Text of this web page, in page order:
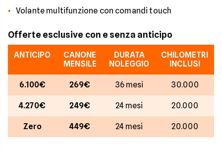
Volante multifunzione con comandi touch
Offerte esclusive con e senza anticipo
ANTICIPO
CANONE
MENSILE
DURATA
NOLEGGIO
CHILOMETRI
INCLUSI
6.100€ 269€ 36 mesi 30.000
4.270€ 249€ 24 mesi 20.000
Zero 449€ 24 mesi 20.000